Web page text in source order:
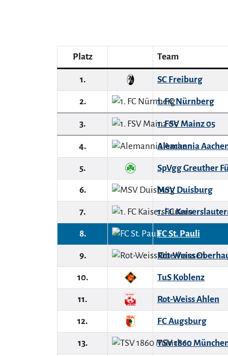
Platz Team
1. SC Freiburg
2. 1. FC Nürnberg
3. 1. FSV Mainz 05
4. Alemannia
5. SpVgg Greuther
6. MSV Duisburg
7. 1. FC
8. FC St. Pauli
9. Rot-Weiss
10. TuS Koblenz
11. Rot-Weiss Ahlen
12. FC Augsburg
13. TSV 1860